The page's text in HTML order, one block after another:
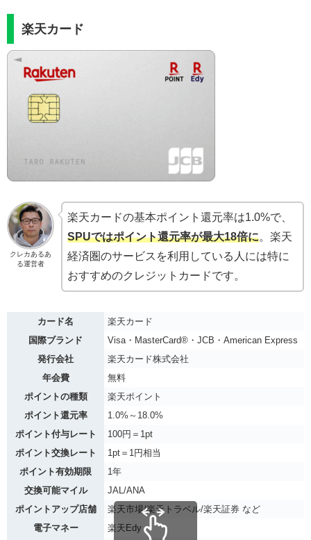
楽天カード
クレカあるあ
る運営者
楽天カードの基本ポイント還元率は1.0%で、
SPUではポイント還元率が最大18倍に。楽天
経済圏のサービスを利用している人には特に
おすすめのクレジットカードです。
カード名
楽天カード
国際ブランド
Visa・MasterCard®︎・JCB・American Express
発行会社
楽天カード株式会社
年会費
無料
ポイントの種類
楽天ポイント
ポイント還元率
1.0%～18.0%
ポイント付与レート
100円＝1pt
ポイント交換レート
1pt＝1円相当
ポイント有効期限
1年
交換可能マイル
JAL/ANA
ポイントアップ店舗
楽天市場/楽天トラベル/楽天証券 など
電子マネー
楽天Edy